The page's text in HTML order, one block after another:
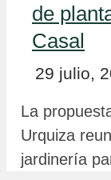
de
Casal
29 julio,
La
Urquiza
jardinería